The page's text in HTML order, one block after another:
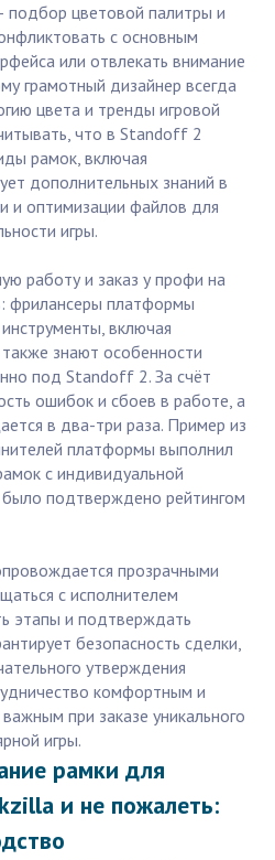
цветовой палитры и
с основным
или отвлекать внимание
грамотный дизайнер всегда
цвета и тренды игровой
что в Standoff 2
рамок, включая
дополнительных знаний в
и оптимизации файлов для
игры.
работу и заказ у профи на
фрилансеры платформы
включая
знают особенности
под Standoff 2. За счёт
ошибок и сбоев в работе, а
в два-три раза. Пример из
платформы выполнил
с индивидуальной
подтверждено рейтингом
прозрачными
с исполнителем
этапы и подтверждать
безопасность сделки,
утверждения
комфортным и
при заказе уникального
игры.
рамки для
и не пожалеть: